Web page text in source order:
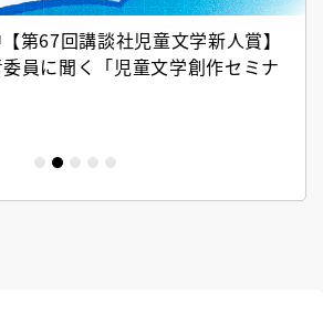
第67回講談社児童文学新人賞】
員に聞く「児童文学創作セミナ